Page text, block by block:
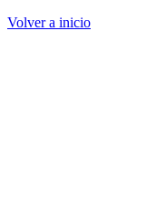
Volver a inicio